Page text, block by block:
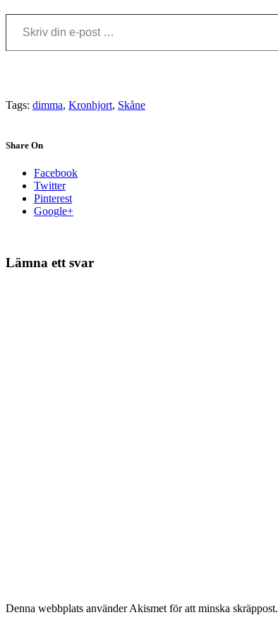
Skriv din e-post …
Tags: dimma, Kronhjort, Skåne
Share On
Facebook
Twitter
Pinterest
Google+
Lämna ett svar
Denna webbplats använder Akismet för att minska skräppost.